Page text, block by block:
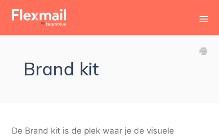
Brand kit
De Brand kit is de plek waar je de visuele